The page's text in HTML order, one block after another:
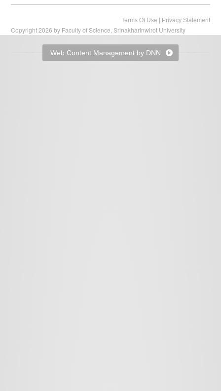
Terms Of Use | Privacy Statement
Copyright 2026 by Faculty of Science, Srinakharinwirot University
Web Content Management by DNN